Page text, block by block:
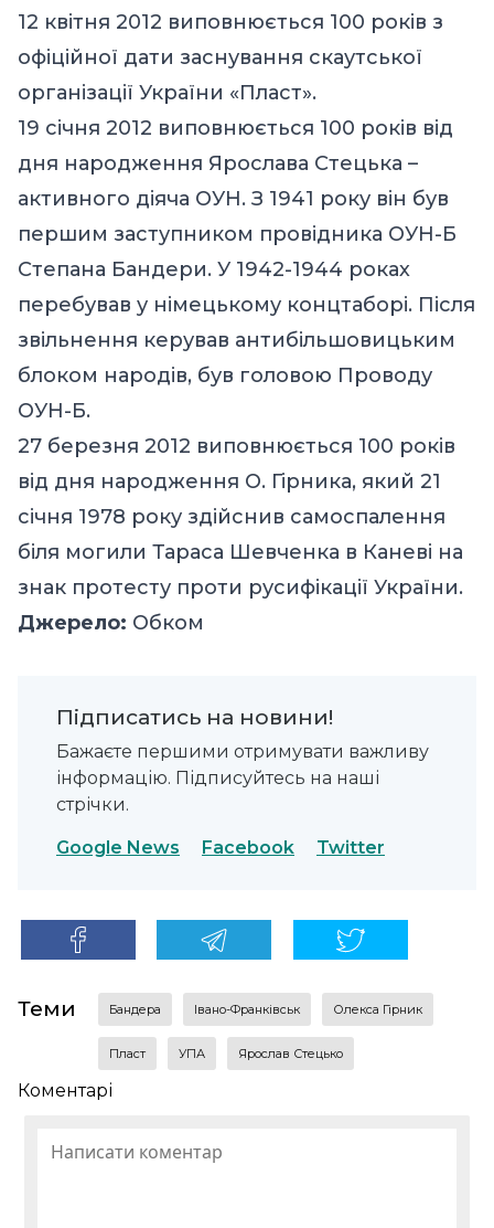
12 квітня 2012 виповнюється 100 років з
офіційної дати заснування скаутської
організації України «Пласт».
19 січня 2012 виповнюється 100 років від
дня народження Ярослава Стецька –
активного діяча ОУН. З 1941 року він був
першим заступником провідника ОУН-Б
Степана Бандери. У 1942-1944 роках
перебував у німецькому концтаборі. Після
звільнення керував антибільшовицьким
блоком народів, був головою Проводу
ОУН-Б.
27 березня 2012 виповнюється 100 років
від дня народження О. Гірника, який 21
січня 1978 року здійснив самоспалення
біля могили Тараса Шевченка в Каневі на
знак протесту проти русифікації України.
Джерело: Обком
Підписатись на новини!
Бажаєте першими отримувати важливу
інформацію. Підписуйтесь на наші
стрічки.
Google News Facebook Twitter
Теми Бандера Івано-Франківськ Олекса Гірник
Пласт УПА Ярослав Стецько
Коментарі